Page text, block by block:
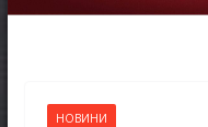
НОВИНИ